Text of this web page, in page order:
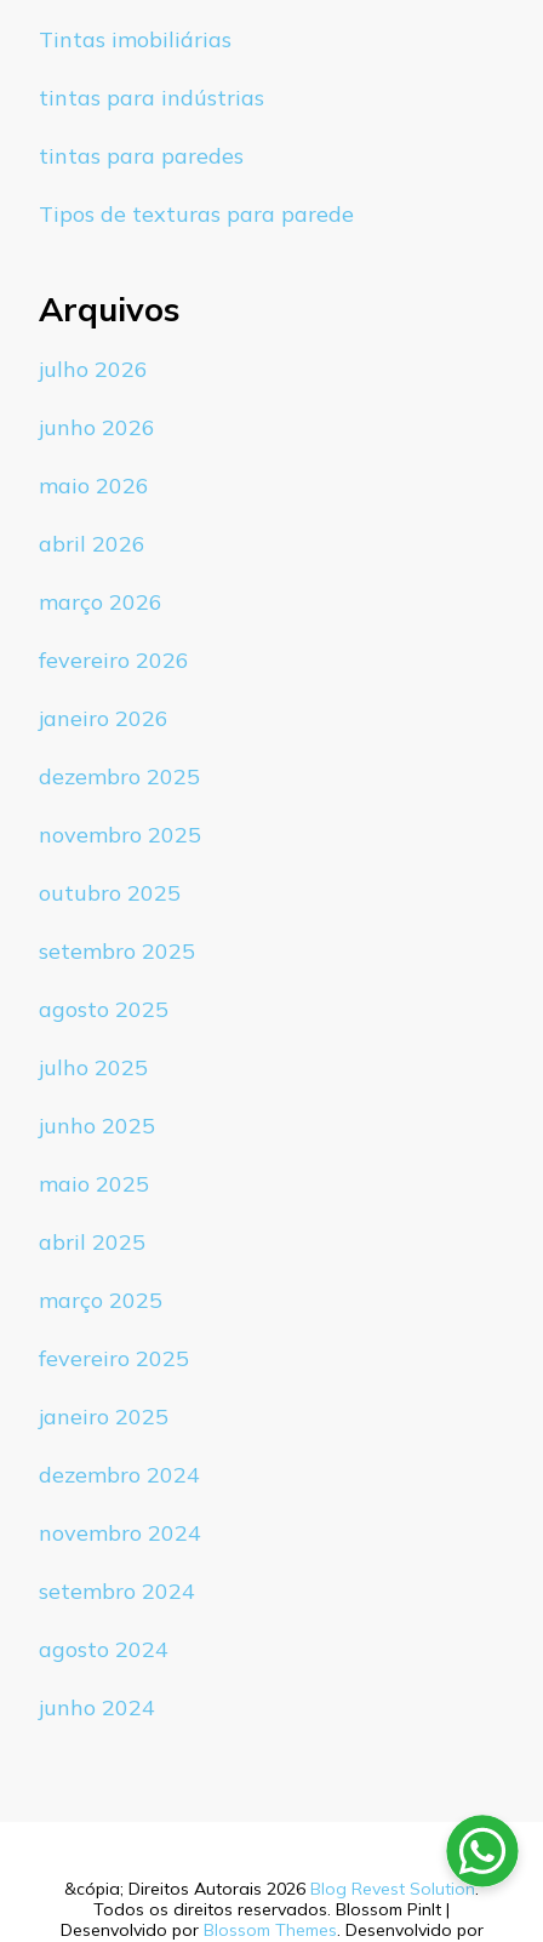
Tintas imobiliárias
tintas para indústrias
tintas para paredes
Tipos de texturas para parede
Arquivos
julho 2026
junho 2026
maio 2026
abril 2026
março 2026
fevereiro 2026
janeiro 2026
dezembro 2025
novembro 2025
outubro 2025
setembro 2025
agosto 2025
julho 2025
junho 2025
maio 2025
abril 2025
março 2025
fevereiro 2025
janeiro 2025
dezembro 2024
novembro 2024
setembro 2024
agosto 2024
junho 2024
&cópia; Direitos Autorais 2026 Blog Revest Solution.
Todos os direitos reservados. Blossom PinIt |
Desenvolvido por Blossom Themes. Desenvolvido por